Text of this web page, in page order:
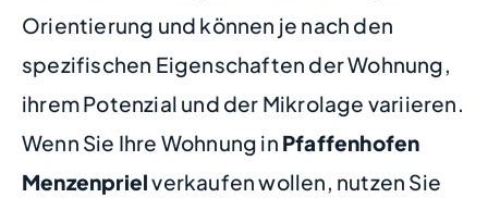
Orientierung und können je nach den
spezifischen Eigenschaften der Wohnung,
ihrem Potenzial und der Mikrolage variieren.
Wenn Sie Ihre Wohnung in Pfaffenhofen
Menzenprielverkaufen wollen, nutzen Sie